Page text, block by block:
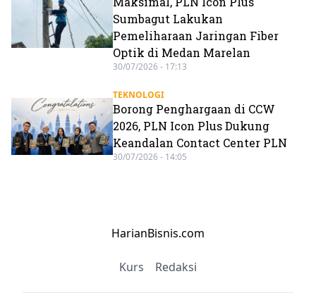
Sumbagut Lakukan
Pemeliharaan Jaringan Fiber
Optik di Medan Marelan
30/07/2026 - 17:13
TEKNOLOGI
Borong Penghargaan di CCW
2026, PLN Icon Plus Dukung
Keandalan Contact Center PLN
30/07/2026 - 14:05
HarianBisnis.com
Kurs Redaksi